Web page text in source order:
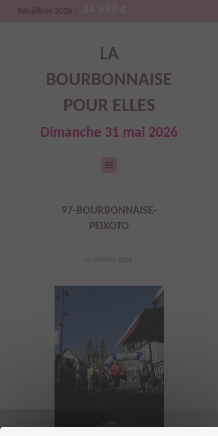
Bénéfices 2026 :
LA
BOURBONNAISE
POUR ELLES
Dimanche 31 mai 2026
97-BOURBONNAISE-
PEIXOTO